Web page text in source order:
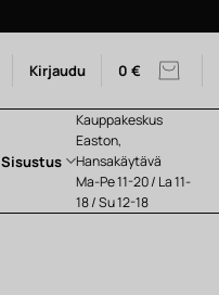
Kirjaudu 0 €
Sisustus
Kauppakeskus
Easton,
Hansakäytävä
Ma-Pe 11-20 / La 11-
18 / Su 12-18